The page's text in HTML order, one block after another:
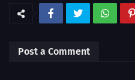
Post a Comment